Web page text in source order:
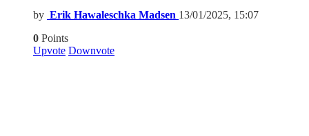
by Erik Hawaleschka Madsen 13/01/2025, 15:07
0 Points
Upvote Downvote